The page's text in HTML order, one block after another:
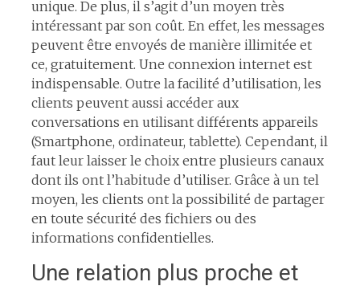
unique. De plus, il s’agit d’un moyen très
intéressant par son coût. En effet, les messages
peuvent être envoyés de manière illimitée et
ce, gratuitement. Une connexion internet est
indispensable. Outre la facilité d’utilisation, les
clients peuvent aussi accéder aux
conversations en utilisant différents appareils
(Smartphone, ordinateur, tablette). Cependant, il
faut leur laisser le choix entre plusieurs canaux
dont ils ont l’habitude d’utiliser. Grâce à un tel
moyen, les clients ont la possibilité de partager
en toute sécurité des fichiers ou des
informations confidentielles.
Une relation plus proche et